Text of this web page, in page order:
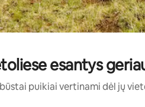
esantys
puikiai vertinami dėl jų